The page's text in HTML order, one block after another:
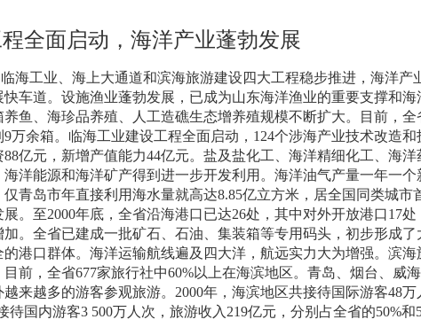
全面启动，海洋产业蓬勃发展
海工业、海上大通道和滨海旅游建设四大工程稳步推进，海洋
快车道。设施渔业蓬勃发展，已成为山东海洋渔业的重要支撑和
养鱼、海珍品养殖、人工造礁生态增养殖规模不断扩大。目前，
9万余箱。临海工业建设工程全面启动， 124个涉海产业技术改造
88亿元，新增产值能力44亿元。盐及盐化工、海洋精细化工、海
洋能源和海洋矿产得到进一步开发利用。海洋油气产量一年一
青岛市年直接利用海水量就高达8.85亿立方米，居全国同类城市
展。至2000年底，全省沿海港口已达26处，其中对外开放港口17处
。全省已建成一批矿石、石油、集装箱等专用码头，初步形成
港口群体。海洋运输航线遍及四大洋，航远实力大为增强。滨
目前，全省677家旅行社中60%以上在海滨地区。青岛、烟台、威
来越多的游客参观旅游。 2000年，海滨地区共接待国际游客48万
待国内游客3 500万人次，旅游收入 219亿元，分别占全省的50%和